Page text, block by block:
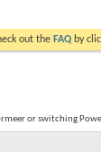
out the FAQ by
or switching